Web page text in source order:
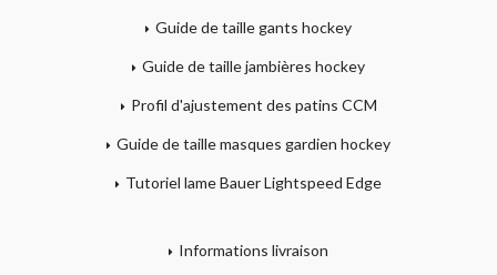
Guide de taille gants hockey
Guide de taille jambières hockey
Profil d'ajustement des patins CCM
Guide de taille masques gardien hockey
Tutoriel lame Bauer Lightspeed Edge
Informations livraison